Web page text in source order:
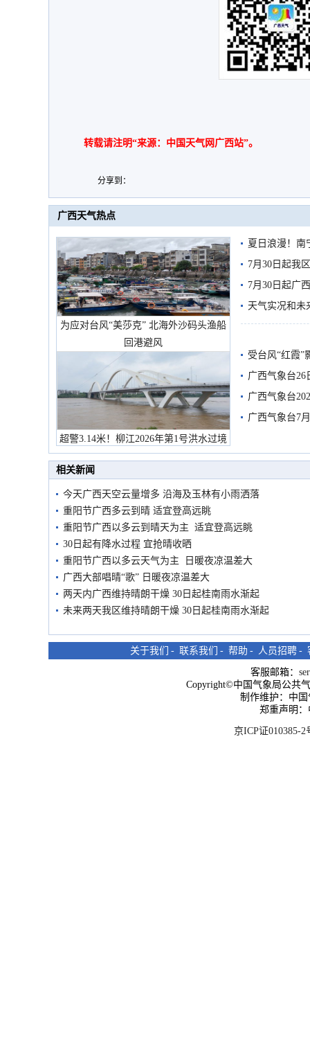
转载请注明“来源：中国天气网广西站”。
分享到：
广西天气热点
为应对台风“美莎克” 北海外沙码头渔船
回港避风
超警3.14米！柳江2026年第1号洪水过境
市民在堤岸见证汛况
夏日浪漫！南
7月30日起我
7月30日起广
天气实况和未
受台风“红霞”
有较强降雨
广西气象台26
广西气象台
预警
广西气象台7
相关新闻
今天广西天空云量增多 沿海及玉林有小雨洒落
重阳节广西多云到晴 适宜登高远眺
重阳节广西以多云到晴天为主 适宜登高远眺
30日起有降水过程 宜抢晴收晒
重阳节广西以多云天气为主 日暖夜凉温差大
广西大部唱晴“歌” 日暖夜凉温差大
两天内广西维持晴朗干燥 30日起桂南雨水渐起
未来两天我区维持晴朗干燥 30日起桂南雨水渐起
关于我们 - 联系我们 - 帮助 - 人员招聘 -
客服邮箱：
Copyright©中国气象局公共
制作维护：中
郑重声明
京ICP证010385-2